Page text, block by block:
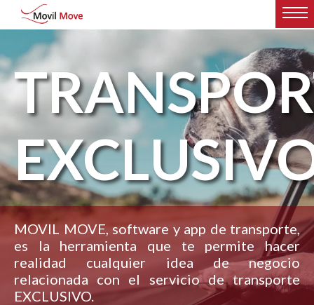
MOVIL MOVE, software y app de transporte,
es la herramienta que te permite hacer
realidad cualquier idea de negocio
relacionada con el servicio de transporte
EXCLUSIVO.